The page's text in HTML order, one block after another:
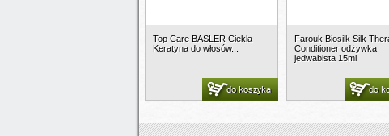
Top Care BASLER Ciekła
Keratyna do włosów...
do koszyka
Farouk Biosilk Silk
Conditioner odżywka
jedwabista 15ml
do